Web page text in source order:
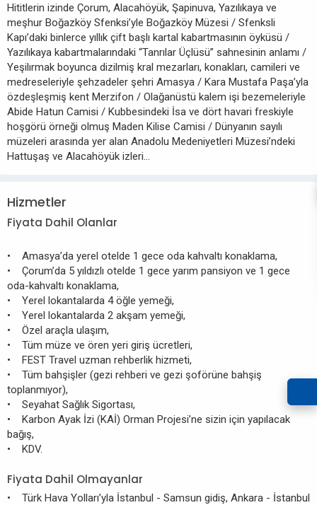
Hititlerin izinde Çorum, Alacahöyük, Şapinuva, Yazılıkaya ve
meşhur Boğazköy Sfenksi’yle Boğazköy Müzesi / Sfenksli
Kapı’daki binlerce yıllık çift başlı kartal kabartmasının öyküsü /
Yazılıkaya kabartmalarındaki “Tanrılar Üçlüsü” sahnesinin anlamı /
Yeşilırmak boyunca dizilmiş kral mezarları, konakları, camileri ve
medreseleriyle şehzadeler şehri Amasya / Kara Mustafa Paşa’yla
özdeşleşmiş kent Merzifon / Olağanüstü kalem işi bezemeleriyle
Abide Hatun Camisi / Kubbesindeki İsa ve dört havari freskiyle
hoşgörü örneği olmuş Maden Kilise Camisi / Dünyanın sayılı
müzeleri arasında yer alan Anadolu Medeniyetleri Müzesi’ndeki
Hattuşaş ve Alacahöyük izleri…
Hizmetler
Fiyata Dahil Olanlar
• Amasya’da yerel otelde 1 gece oda kahvaltı konaklama,
• Çorum’da 5 yıldızlı otelde 1 gece yarım pansiyon ve 1 gece
oda-kahvaltı konaklama,
• Yerel lokantalarda 4 öğle yemeği,
• Yerel lokantalarda 2 akşam yemeği,
• Özel araçla ulaşım,
• Tüm müze ve ören yeri giriş ücretleri,
• FEST Travel uzman rehberlik hizmeti,
• Tüm bahşişler (gezi rehberi ve gezi şoförüne bahşiş
toplanmıyor),
• Seyahat Sağlık Sigortası,
• Karbon Ayak İzi (KAİ) Orman Projesi’ne sizin için yapılacak
bağış,
• KDV.
Fiyata Dahil Olmayanlar
• Türk Hava Yolları’yla İstanbul - Samsun gidiş, Ankara - İstanbul